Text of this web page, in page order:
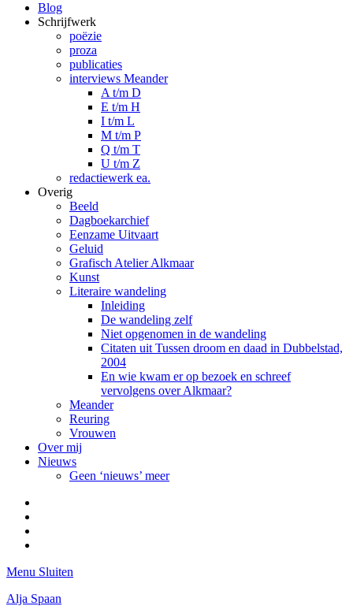
Blog
Schrijfwerk
poëzie
proza
publicaties
interviews Meander
A t/m D
E t/m H
I t/m L
M t/m P
Q t/m T
U t/m Z
redactiewerk ea.
Overig
Beeld
Dagboekarchief
Eenzame Uitvaart
Geluid
Grafisch Atelier Alkmaar
Kunst
Literaire wandeling
Inleiding
De wandeling zelf
Niet opgenomen in de wandeling
Citaten uit Tussen droom en daad in Dubbelstad,
2004
En wie kwam er op bezoek en schreef
vervolgens over Alkmaar?
Meander
Reuring
Vrouwen
Over mij
Nieuws
Geen ‘nieuws’ meer
Menu Sluiten
Alja Spaan